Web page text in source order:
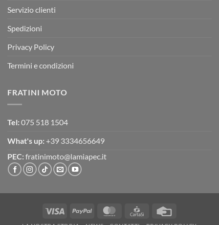
Servizio clienti
Spedizioni
Privacy Policy
Termini e condizioni
FRATINI MOTO
Tel: 075 518 1504
What's up: +39 3334656649
PEC: fratinimoto@lamiapec.it
Visa PayPal MasterCardCartaSi